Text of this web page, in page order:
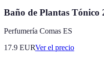
Baño de Plantas Tónico
Perfumería Comas ES
17.9 EURVer el precio